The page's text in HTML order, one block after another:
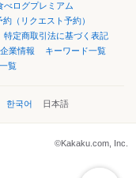
べログプレミアム
（リクエスト予約）
特定商取引法に基づく表記
企業情報
キーワード一覧
覧
한국어 日本語
©Kakaku.com, Inc.